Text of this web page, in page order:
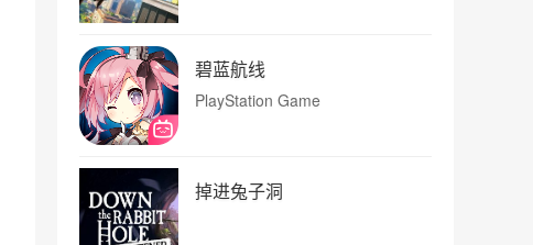
碧蓝航线
PlayStation Game
掉进兔子洞